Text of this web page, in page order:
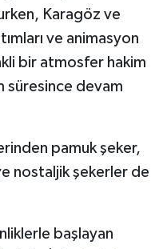
Karagöz ve
ve animasyon
bir atmosfer hakim
süresince devam
pamuk şeker,
nostaljik şekerler de
başlayan